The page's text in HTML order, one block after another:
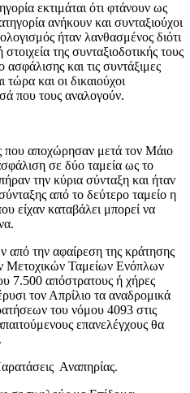
εκτιμάται ότι φτάνουν ως
ανήκουν και συνταξιούχοι
ήταν λανθασμένος διότι
της συνταξιοδοτικής τους
και τις συντάξιμες
και οι δικαιούχοι
που τους αναλογούν.
που αποχώρησαν μετά τον Μάιο
σε δύο ταμεία ως το
την κύρια σύνταξη και ήταν
από το δεύτερο ταμείο η
είχαν καταβάλει μπορεί να
από την αφαίρεση της κράτησης
Μετοχικών Ταμείων Ενόπλων
7.500 απόστρατους ή χήρες
τον Απρίλιο τα αναδρομικά
του νόμου 4093 στις
επανελέγχους θα
Αναπηρίας.